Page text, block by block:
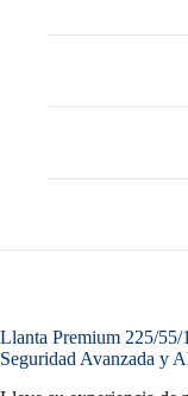
Llanta Premium 225/
Seguridad Avanzada y